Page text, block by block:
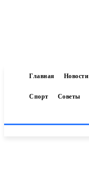
Главная Новости
Спорт Советы